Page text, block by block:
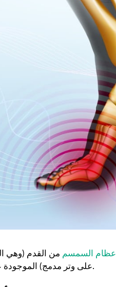
عظام السمسم من القدم (وهي
على وتر مدمج) الموجودة على النعل ، وتحديداً في رأس مشط القدم الأول.